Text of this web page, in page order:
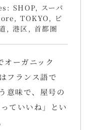
SHOP, スーパ
, TOKYO , ビ
, 港区 , 首都圏
オーガニック
フランス語で
意味で、屋号の
ていいね」とい